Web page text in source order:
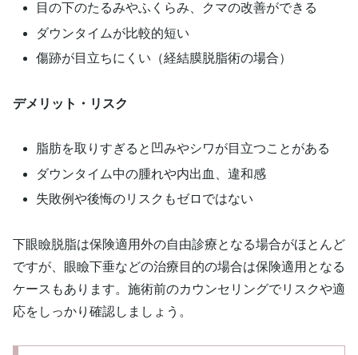
目の下のたるみやふくらみ、クマの改善ができる
ダウンタイムが比較的短い
傷跡が目立ちにくい（経結膜脱脂術の場合）
デメリット・リスク
脂肪を取りすぎると凹みやシワが目立つことがある
ダウンタイム中の腫れや内出血、違和感
失敗例や後悔のリスクもゼロではない
下眼瞼脱脂は保険適用外の自由診療となる場合がほとんど
ですが、眼瞼下垂などの治療目的の場合は保険適用となる
ケースもあります。施術前のカウンセリングでリスクや適
応をしっかり確認しましょう。